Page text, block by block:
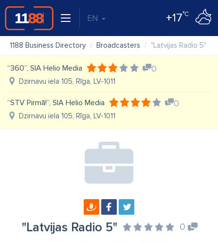
EN +17°C
1188 Business Directory Broadcasters "Latvijas Radio 5"
“360”, SIA Helio Media 0
Dzirnavu iela 105, Rīga, LV-1011
“STV Pirmā!”, SIA Helio Media 0
Dzirnavu iela 105, Rīga, LV-1011
"Latvijas Radio 5" 0